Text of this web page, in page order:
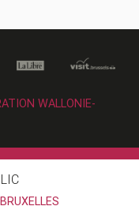
WALLONIE-